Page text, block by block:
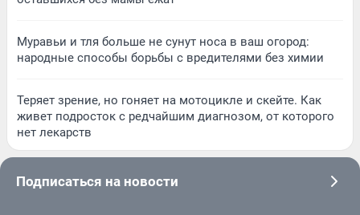
Муравьи и тля больше не сунут носа в ваш огород:
народные способы борьбы с вредителями без химии
Теряет зрение, но гоняет на мотоцикле и скейте. Как
живет подросток с редчайшим диагнозом, от которого
нет лекарств
Подписаться на новости